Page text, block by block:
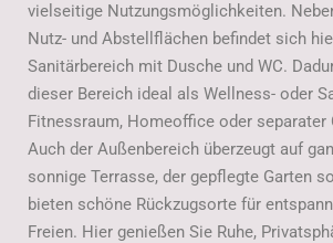
vielseitige Nutzungsmöglichkeiten.
Nutz- und Abstellflächen befindet sich
Sanitärbereich mit Dusche und WC.
dieser Bereich ideal als Wellness- oder
Fitnessraum, Homeoffice oder separater
Auch der Außenbereich überzeugt auf
sonnige Terrasse, der gepflegte Garten
bieten schöne Rückzugsorte für
Freien. Hier genießen Sie Ruhe,